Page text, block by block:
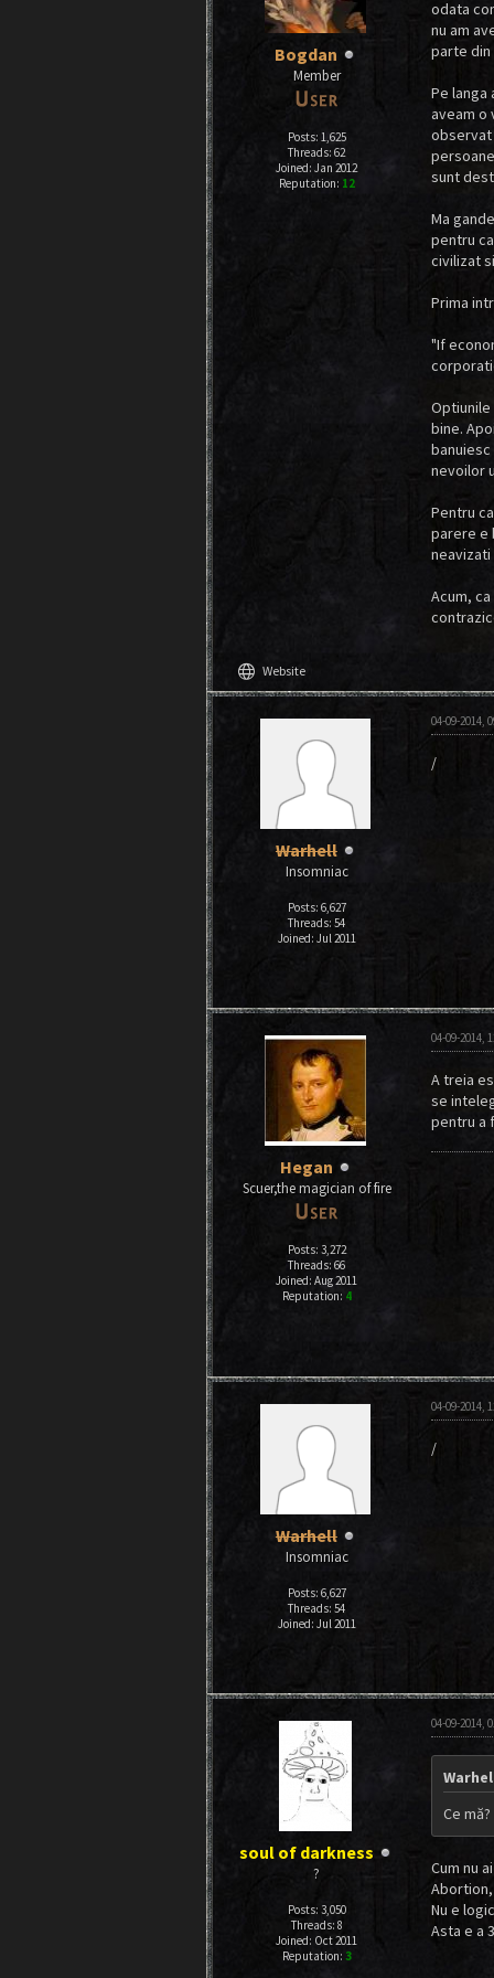
Bogdan
Member
Posts: 1,625
Threads: 62
Joined: Jan 2012
Reputation: 12
odata
nu am
parte din
Pe
aveam o
observat
sunt
Ma
pentru
civilizat
Prima
"If
bine.
nevoilor
Pentru
parere e
neavizati
Acum,
language Website
Warhell
Insomniac
Posts: 6,627
Threads: 54
Joined: Jul 2011
04-09-2014,
/
Hegan
Scuer,the magician of fire
Posts: 3,272
Threads: 66
Joined: Aug 2011
Reputation: 4
04-09-2014,
A treia
se
pentru a
Warhell
Insomniac
Posts: 6,627
Threads: 54
Joined: Jul 2011
04-09-2014,
/
soul of darkness
?
Posts: 3,050
Threads: 8
Joined: Oct 2011
Reputation: 3
04-09-2014,
Ce mă?
Cum nu
Nu e
Asta e a